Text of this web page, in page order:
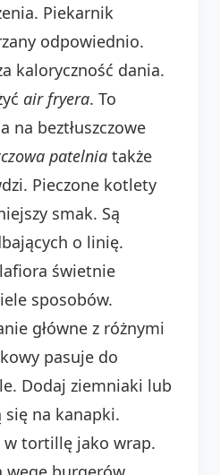
Piekarnik
odpowiednio.
kaloryczność dania.
air fryera. To
na beztłuszczowe
patelnia także
Pieczone kotlety
smak. Są
o linię.
świetnie
sposobów.
główne z różnymi
pasuje do
Dodaj ziemniaki lub
się na kanapki.
w tortillę jako wrap.